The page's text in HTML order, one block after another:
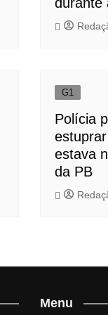
G1
Polícia
estava
da PB
Menu